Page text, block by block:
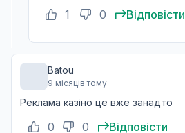
1 0 Відповісти
Batou
9 місяців тому
Реклама казіно це вже занадто
0 0 Відповісти